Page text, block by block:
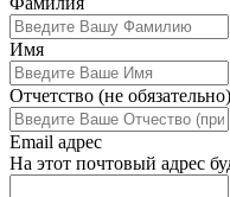
this
field
blank
Имя
Отчетство (не обязательно)
Email адрес
На этот почтовый адрес